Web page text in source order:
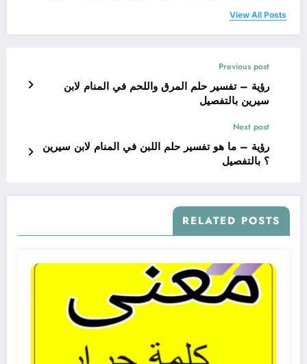
View All Posts
Previous post
رؤية – تفسير حلم المرق واللحم في المنام لابن
سيرين بالتفصيل
Next post
رؤية – ما هو تفسير حلم اللبن في المنام لابن سيرين
؟ بالتفصيل
RELATED POSTS